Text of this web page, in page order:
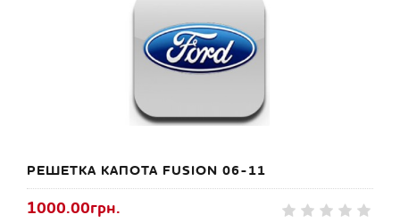
РЕШЕТКА КАПОТА FUSION 06-11
1000.00грн.